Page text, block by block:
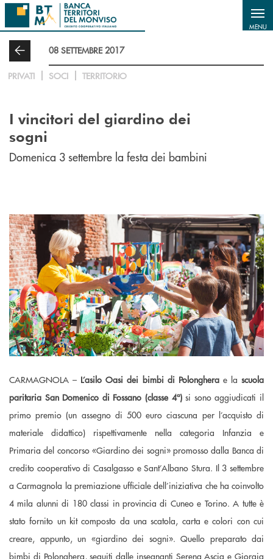
Salta al contenuto principale
MENU
08 SETTEMBRE 2017
PRIVATI SOCI TERRITORIO
I vincitori del giardino dei
sogni
Domenica 3 settembre la festa dei bambini
CARMAGNOLA – L’asilo Oasi dei bimbi di Polongherae lascuola
paritaria San Domenico di Fossano (classe 4ª)si sono aggiudicati il
primo premio (un assegno di 500 euro ciascuna per l’acquisto di
materiale didattico) rispettivamente nella categoria Infanzia e
Primaria del concorso «Giardino dei sogni» promosso dalla Banca di
credito cooperativo di Casalgasso e Sant’Albano Stura. Il 3 settembre
a Carmagnola la premiazione ufficiale dell’iniziativa che ha coinvolto
4 mila alunni di 180 classi in provincia di Cuneo e Torino. A tutte è
stato fornito un kit composto da una scatola, carta e colori con cui
creare, appunto, un «giardino dei sogni». Quello preparato dai
bimbi di Polonghera, seguiti dalle insegnanti Serena Ascia e Giorgia